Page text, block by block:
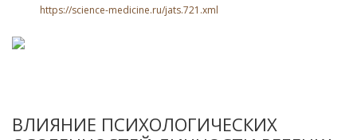
https://science-medicine.ru/jats.721.xml
ВЛИЯНИЕ ПСИХОЛОГИЧЕСКИХ